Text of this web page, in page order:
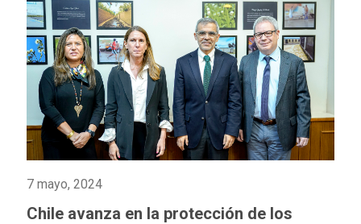
7 mayo, 2024
Chile avanza en la protección de los